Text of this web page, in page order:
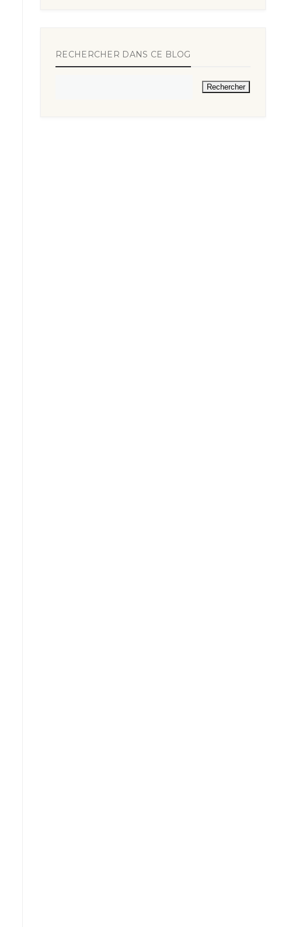
RECHERCHER DANS CE BLOG